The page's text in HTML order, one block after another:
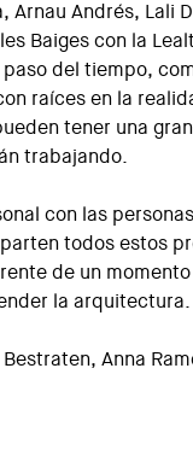
Arnau Andrés, Lali
Baiges con la
del tiempo,
raíces en la
tener una
trabajando.
con las
todos estos
de un
la arquitectura.
Anna